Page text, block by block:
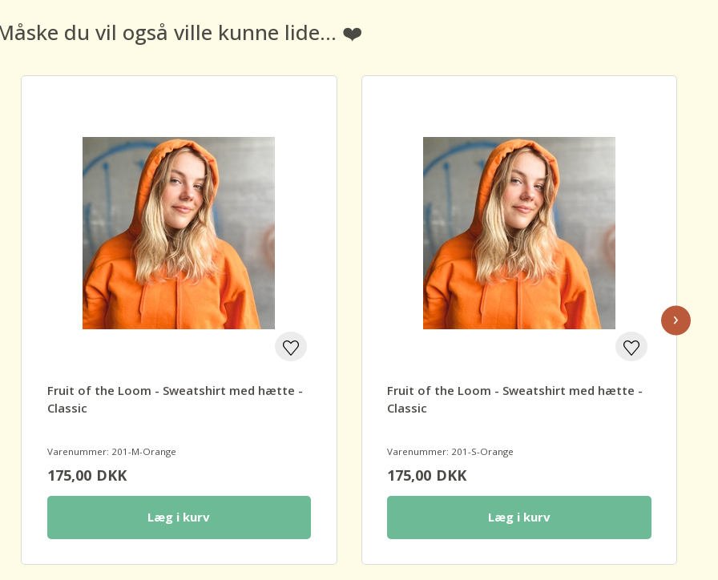
du vil også ville kunne lide... ❤️
Fruit of the Loom - Sweatshirt med hætte -
Classic
Varenummer: 201-M-Orange
175,00DKK
Læg i kurv
Fruit of the Loom - Sweatshirt med hætte -
Classic
Varenummer: 201-S-Orange
175,00DKK
Læg i kurv
›